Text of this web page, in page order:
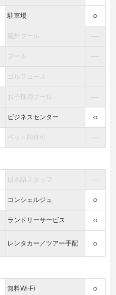
駐車場 ○
屋外プール ―
プール ―
ゴルフコース ―
お子様用プール ―
ビジネスセンター ○
ペット同伴可 ―
日本語スタッフ ―
コンシェルジュ ○
ランドリーサービス ○
レンタカー／ツアー手配 ○
無料Wi-Fi ○